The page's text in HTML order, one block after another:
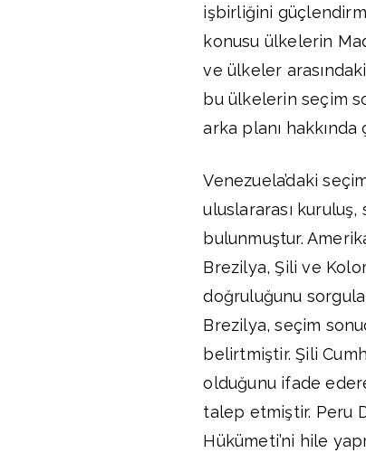
işbirliğini
konusu ülkelerin
ve ülkeler
bu ülkelerin seçim
arka planı
Venezuela’daki
uluslararası kuruluş,
bulunmuştur.
Brezilya, Şili ve
doğruluğunu
Brezilya, seçim
belirtmiştir. Şili
olduğunu ifade
talep etmiştir. Peru
Hükümeti’ni hile